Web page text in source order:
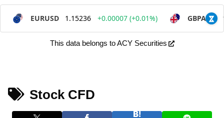
This data belongs to ACY Securities
Stock CFD